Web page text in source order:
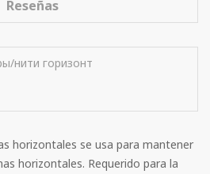
Reseñas
нити горизонт
horizontales se usa para mantener
horizontales. Requerido para la